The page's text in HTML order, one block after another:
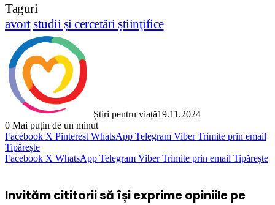
Taguri
avortstudii şi cercetări ştiinţifice
Știri pentru viață19.11.2024
0 Mai puțin de un minut
Facebook X Pinterest WhatsApp Telegram Viber Trimite prin email
Tipărește
Facebook X WhatsApp Telegram Viber Trimite prin email Tipărește
Invităm cititorii să își exprime opiniile pe